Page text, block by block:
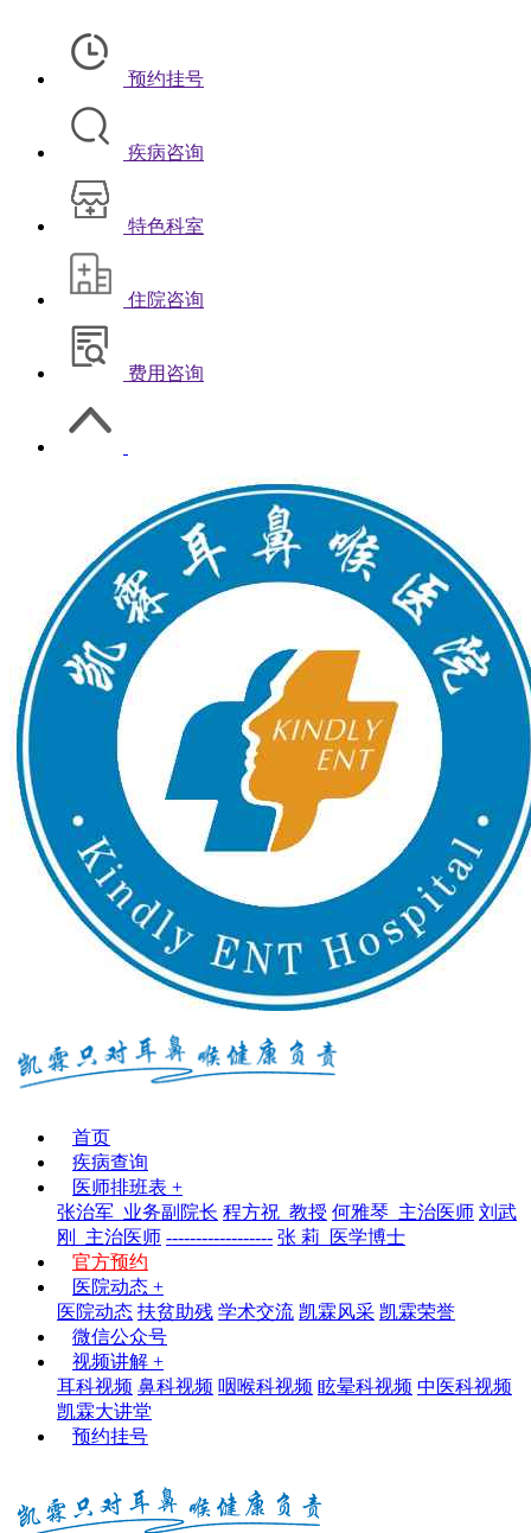
预约挂号
疾病咨询
特色科室
住院咨询
费用咨询
首页
疾病查询
医师排班表 +
张治军_业务副院长 程方祝_教授 何雅琴_主治医师 刘武
刚_主治医师 ------------------ 张 莉_医学博士
官方预约
医院动态 +
医院动态 扶贫助残 学术交流 凯霖风采 凯霖荣誉
微信公众号
视频讲解 +
耳科视频 鼻科视频 咽喉科视频 眩晕科视频 中医科视频
凯霖大讲堂
预约挂号